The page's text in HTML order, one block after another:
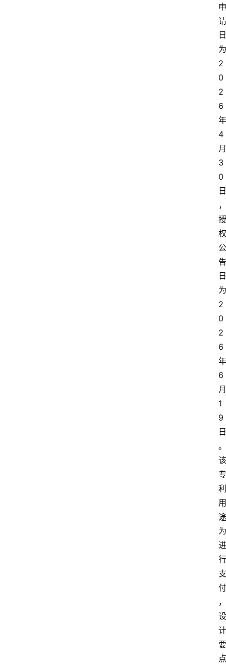
申
请
日
为
2
0
2
6
年
4
月
3
0
日
，
授
权
公
告
日
为
2
0
2
6
年
6
月
1
9
日
。
该
专
利
用
途
为
进
行
支
付
，
设
计
要
点